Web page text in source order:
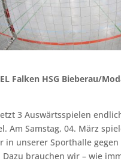
Falken HSG Bieberau/
3 Auswärtsspielen
Am Samstag, 04. März
in unserer Sporthalle gegen
Dazu brauchen wir – wie